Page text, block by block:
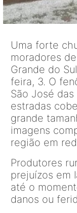
Uma forte
moradores
Grande do
feira, 3. O
São José
estradas
grande
imagens
região em
Produtores
prejuízos em
até o
danos ou